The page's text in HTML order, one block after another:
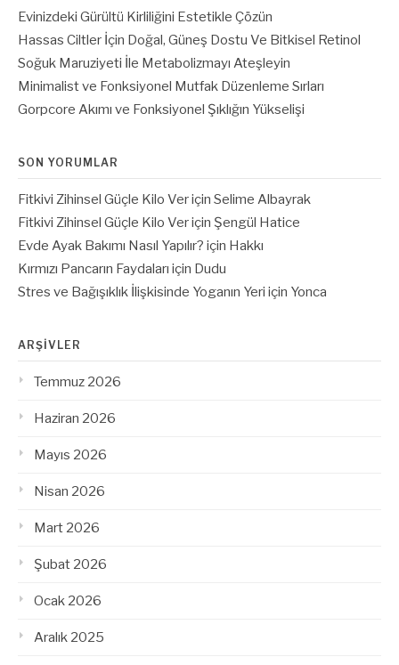
Evinizdeki Gürültü Kirliliğini Estetikle Çözün
Hassas Ciltler İçin Doğal, Güneş Dostu Ve Bitkisel Retinol
Soğuk Maruziyeti İle Metabolizmayı Ateşleyin
Minimalist ve Fonksiyonel Mutfak Düzenleme Sırları
Gorpcore Akımı ve Fonksiyonel Şıklığın Yükselişi
SON YORUMLAR
Fitkivi Zihinsel Güçle Kilo Veriçin Selime Albayrak
Fitkivi Zihinsel Güçle Kilo Veriçin Şengül Hatice
Evde Ayak Bakımı Nasıl Yapılır? için Hakkı
Kırmızı Pancarın Faydaları için Dudu
Stres ve Bağışıklık İlişkisinde Yoganın Yeri için Yonca
ARŞIVLER
Temmuz 2026
Haziran 2026
Mayıs 2026
Nisan 2026
Mart 2026
Şubat 2026
Ocak 2026
Aralık 2025